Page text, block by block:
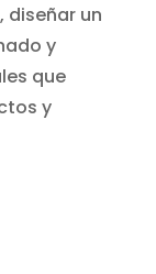
diseñar un
y
que
y